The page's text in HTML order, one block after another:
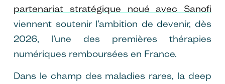
partenariat stratégique noué avec Sanofi
viennent soutenir l’ambition de devenir, dès
2026, l’une des premières thérapies
numériques remboursées en France.
Dans le champ des maladies rares, la deep